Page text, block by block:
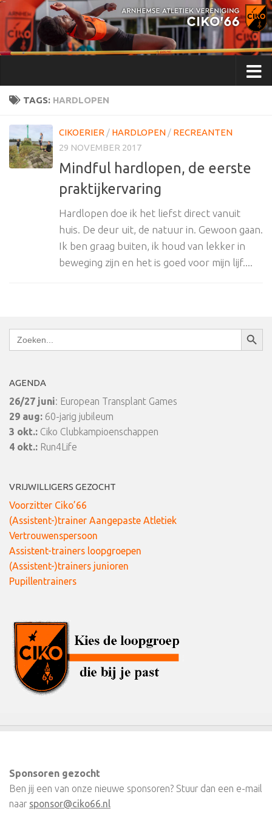
Doorgaan naar inhoud
TAGS: HARDLOPEN
CIKOERIER / HARDLOPEN / RECREANTEN
29 NOVEMBER 2017
Mindful hardlopen, de eerste
praktijkervaring
Hardlopen doe ik het liefst direct vanuit
huis. De deur uit, de natuur in. Gewoon gaan.
Ik ben graag buiten, ik houd van lekker in
beweging zijn en het is goed voor mijn lijf....
Zoek
naar:
AGENDA
26/27 juni: European Transplant Games
29 aug: 60-jarig jubileum
3 okt.: Ciko Clubkampioenschappen
4 okt.: Run4Life
VRIJWILLIGERS GEZOCHT
Voorzitter Ciko’66
(Assistent-)trainer Aangepaste Atletiek
Vertrouwenspersoon
Assistent-trainers loopgroepen
(Assistent-)trainers junioren
Pupillentrainers
Sponsoren gezocht
Ben jij een van onze nieuwe sponsoren? Stuur dan een e-mail
naar sponsor@ciko66.nl